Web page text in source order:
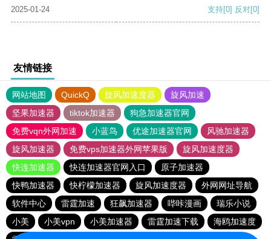
2025-01-24 支持[0] 反对[0]
友情链接
网站地图 QuickQ 旋风加速度器
旋风加速
坚果加速器
tiktok加速器
狗急加速器官网
免费vqn外网加速
小蓝鸟 优途加速器官网
风驰加速器
旋风加速器
免费vps加速器外网苹果版
旋风加速度器
快连加速器
快连加速器官网入口
原子加速器
快鸭加速器
快柠檬加速器 旋风加速度器
外网网址导航
软件中心
雷霆加速 狂飙加速器 哔咔漫画
瑞乐小说
小美
小美vpn 小美加速器 雷霆加速下载
海鸥加速度